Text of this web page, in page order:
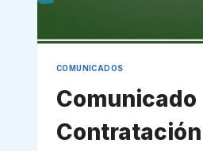
COMUNICADOS
Comunicado